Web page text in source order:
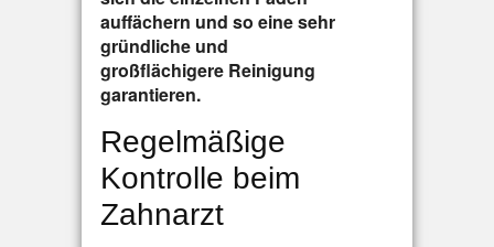
auffächern und so eine sehr
gründliche und
großflächigere Reinigung
garantieren.
Regelmäßige
Kontrolle beim
Zahnarzt